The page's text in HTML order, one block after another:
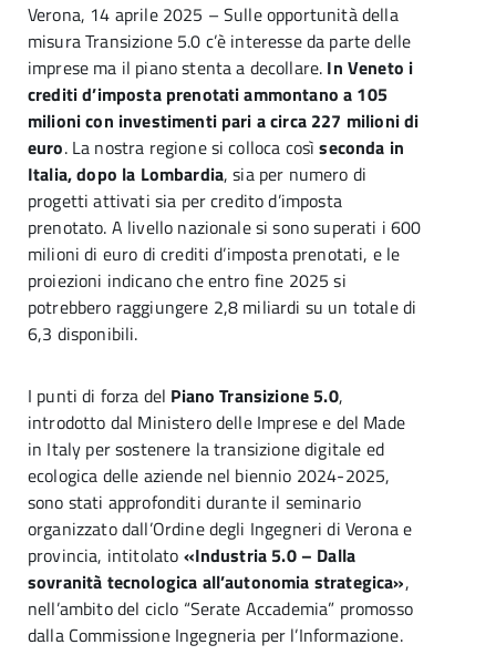
Verona, 14 aprile 2025 – Sulle opportunità della
misura Transizione 5.0 c’è interesse da parte delle
imprese ma il piano stenta a decollare. In Veneto i
crediti d’imposta prenotati ammontano a 105
milioni con investimenti pari a circa 227 milioni di
euro. La nostra regione si colloca cosìseconda in
Italia, dopo la Lombardia, sia per numero di
progetti attivati sia per credito d’imposta
prenotato. A livello nazionale si sono superati i 600
milioni di euro di crediti d’imposta prenotati, e le
proiezioni indicano che entro fine 2025 si
potrebbero raggiungere 2,8 miliardi su un totale di
6,3 disponibili.
I punti di forza del Piano Transizione 5.0,
introdotto dal Ministero delle Imprese e del Made
in Italy per sostenere la transizione digitale ed
ecologica delle aziende nel biennio 2024-2025,
sono stati approfonditi durante il seminario
organizzato dall’Ordine degli Ingegneri di Verona e
provincia, intitolato «Industria 5.0 – Dalla
sovranità tecnologica all’autonomia strategica»,
nell’ambito del ciclo “Serate Accademia” promosso
dalla Commissione Ingegneria per l’Informazione.